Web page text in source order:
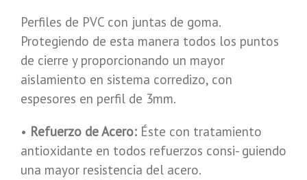
Perfiles de PVC con juntas de goma.
Protegiendo de esta manera todos los puntos
de cierre y proporcionando un mayor
aislamiento en sistema corredizo, con
espesores en perfil de 3mm.
• Refuerzo de Acero: Éste con tratamiento
antioxidante en todos refuerzos consi- guiendo
una mayor resistencia del acero.